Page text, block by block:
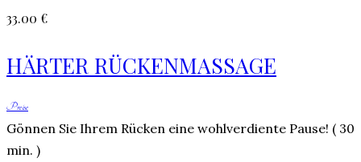
33.00 €
HÄRTER RÜCKENMASSAGE
Preise
Gönnen Sie Ihrem Rücken eine wohlverdiente Pause! ( 30
min. )